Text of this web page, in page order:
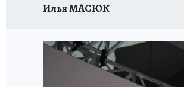
Илья МАСЮК